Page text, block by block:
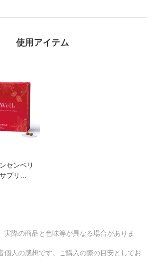
使用アイテム
センベリ
プリ…
実際の商品と色味等が異なる場合がありま
個人の感想です。ご購入の際の目安としてお